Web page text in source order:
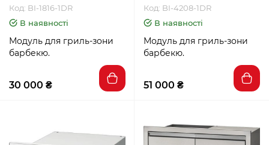
Код: BI-1816-1DR
В наявності
Модуль для гриль-зони
барбекю.
30 000 ₴
Код: BI-4208-1DR
В наявності
Модуль для гриль-зони
барбекю.
51 000 ₴